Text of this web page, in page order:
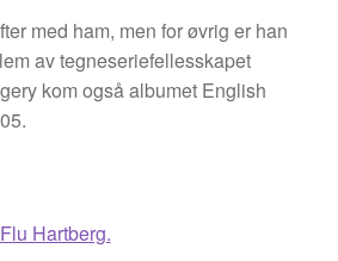
med ham, men for øvrig er han
av tegneseriefellesskapet
kom også albumet English
Hartberg.